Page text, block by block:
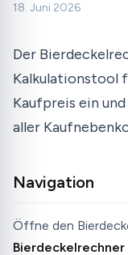
18. Juni 2026
Der
Kalkulationstool
Kaufpreis ein
aller
Navigation
Öffne den
Bierdeckelrechner